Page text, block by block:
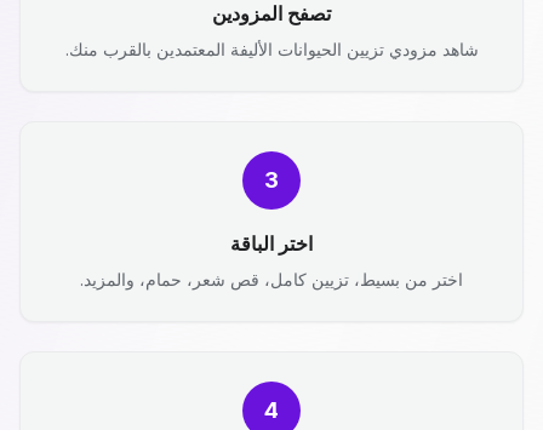
تصفح المزودين
شاهد مزودي تزيين الحيوانات الأليفة المعتمدين بالقرب منك.
3
اختر الباقة
اختر من بسيط، تزيين كامل، قص شعر، حمام، والمزيد.
4